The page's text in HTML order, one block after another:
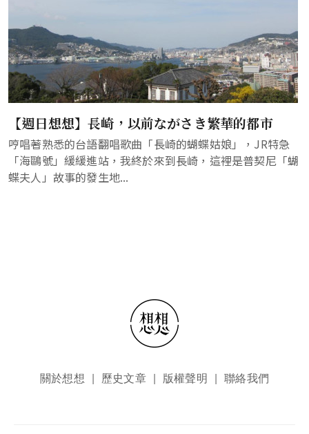
【週日想想】長崎，以前ながさき繁華的都市
哼唱著熟悉的台語翻唱歌曲「長崎的蝴蝶姑娘」，JR特急
「海鷗號」緩緩進站，我終於來到長崎，這裡是普契尼「蝴
蝶夫人」故事的發生地...
頁尾選單關於想想 歷史文章 版權聲明 聯絡我們